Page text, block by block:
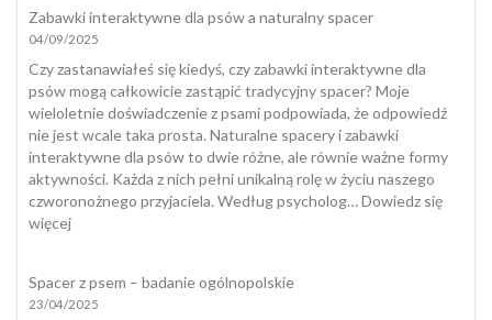
psa
dlaczego
pies
zjada
odchody
i
jak
skutecznie
Zabawki interaktywne dla psów a naturalny spacer
04/09/2025
Czy zastanawiałeś się kiedyś, czy zabawki interaktywne dla
psów mogą całkowicie zastąpić tradycyjny spacer? Moje
wieloletnie doświadczenie z psami podpowiada, że odpowiedź
nie jest wcale taka prosta. Naturalne spacery i zabawki
interaktywne dla psów to dwie różne, ale równie ważne formy
aktywności. Każda z nich pełni unikalną rolę w życiu naszego
czworonożnego przyjaciela. Według psycholog…Dowiedz się
więcej:
dla
psów
Spacer z psem – badanie ogólnopolskie
23/04/2025